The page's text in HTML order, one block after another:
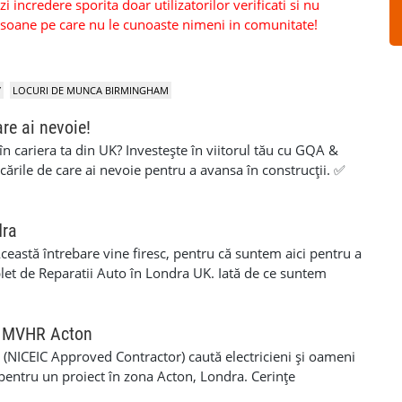
incredere sporita doar utilizatorilor verificati si nu
pe care nu le cunoaste nimeni in comunitate!
LOCURI DE MUNCA BIRMINGHAM
ai nevoie!
cariera ta din UK? Investește în viitorul tău cu GQA &
de care ai nevoie pentru a avansa în construcții. ✅
simplă și suport pe tot parcursul procesului ✅ 100%
deja în construcții sau vrei să obții o calificare
potrivită și să finalizezi procesul cât mai ușor. 💥 Fără
până la final. 💥 O investiție care îți poate deschide
profesională. 📞 Contact 📱 07455 276676
Qualifications, alături de tine la fiecare pas. 👉 Califică-
întrebare vine firesc, pentru că suntem aici pentru a
de Reparatii Auto în Londra UK. Iată de ce suntem
experiență, echipa noastră este formată din
pe abilitățile noastre experte pentru a gestiona si
tip de reparatie la masina ta. Mecanici Auto Londra un
auto, iata cateva din serviciile care le oferim: ✅
Auto din UK, Aplicam pentru Reparațiile Masinii
Acton
(NICEIC Approved Contractor) caută electricieni și oameni
un proiect în zona Acton, Londra. Cerințe
de protecție) 🔹 Card CSCS sau ECS valabil 🔹